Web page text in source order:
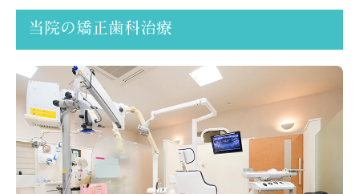
当院の矯正歯科治療